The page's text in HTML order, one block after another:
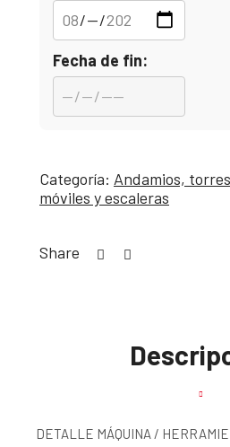
Fecha de fin:
Categoría: Andamios,
móviles y escaleras
Share
DETALLE MÁQUINA /